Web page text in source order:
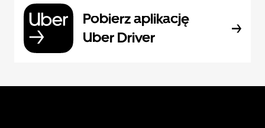
Pobierz aplikację
Uber Driver